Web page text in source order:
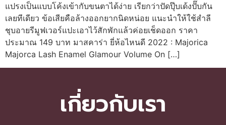
แปรงเป็นแบบโค้งเข้ากับขนตาได้ง่าย เรียกว่าปัดปุ๊บเด้งปั๊บกัน
เลยทีเดียว ข้อเสียคือล้างออกยากนิดหน่อย แนะนำให้ใช้สำลี
ชุบอายรีมูฟเวอร์แปะเอาไว้สักพักแล้วค่อยเช็ดออก ราคา
ประมาณ 149 บาท มาสคาร่า ยี่ห้อไหนดี 2022 : Majorica
Majorca Lash Enamel Glamour Volume On […]
เกี่ยวกับเรา